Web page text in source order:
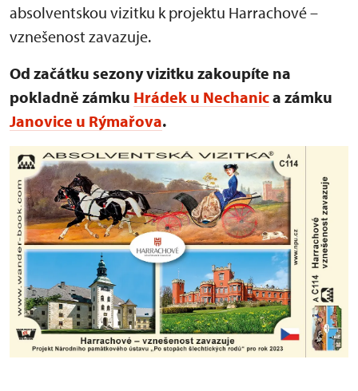
absolventskou vizitku k projektu Harrachové –
vznešenost zavazuje.
Od začátku sezony vizitku zakoupíte na
pokladně zámku Hrádek u Nechanica zámku
Janovice u Rýmařova.